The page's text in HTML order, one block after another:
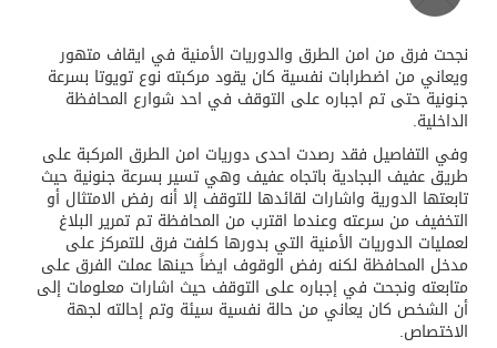
نجحت فرق من امن الطرق والدوريات الأمنية في ايقاف متهور
ويعاني من اضطرابات نفسية كان يقود مركبته نوع تويوتا بسرعة
جنونية حتى تم اجباره على التوقف في احد شوارع المحافظة
الداخلية.
وفي التفاصيل فقد رصدت احدى دوريات امن الطرق المركبة على
طريق عفيف البجادية باتجاه عفيف وهي تسير بسرعة جنونية حيث
تابعتها الدورية واشارات لقائدها للتوقف إلا أنه رفض الامتثال أو
التخفيف من سرعته وعندما اقترب من المحافظة تم تمرير البلاغ
لعمليات الدوريات الأمنية التي بدورها كلفت فرق للتمركز على
مدخل المحافظة لكنه رفض الوقوف ايضاً حينها عملت الفرق على
متابعته ونجحت في إجباره على التوقف حيث اشارات معلومات إلى
أن الشخص كان يعاني من حالة نفسية سيئة وتم إحالته لجهة
الاختصاص.